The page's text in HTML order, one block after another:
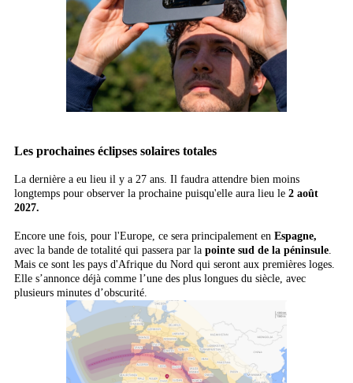
Les prochaines éclipses solaires totales
La dernière a eu lieu il y a 27 ans. Il faudra attendre bien moins
longtemps pour observer la prochaine puisqu'elle aura lieu le 2 août
2027.
Encore une fois, pour l'Europe, ce sera principalement en Espagne,
avec la bande de totalité qui passera par la pointe sud de la péninsule
Mais ce sont les pays d'Afrique du Nord qui seront aux premières loges.
Elle s’annonce déjà comme l’une des plus longues du siècle, avec
plusieurs minutes d’obscurité.